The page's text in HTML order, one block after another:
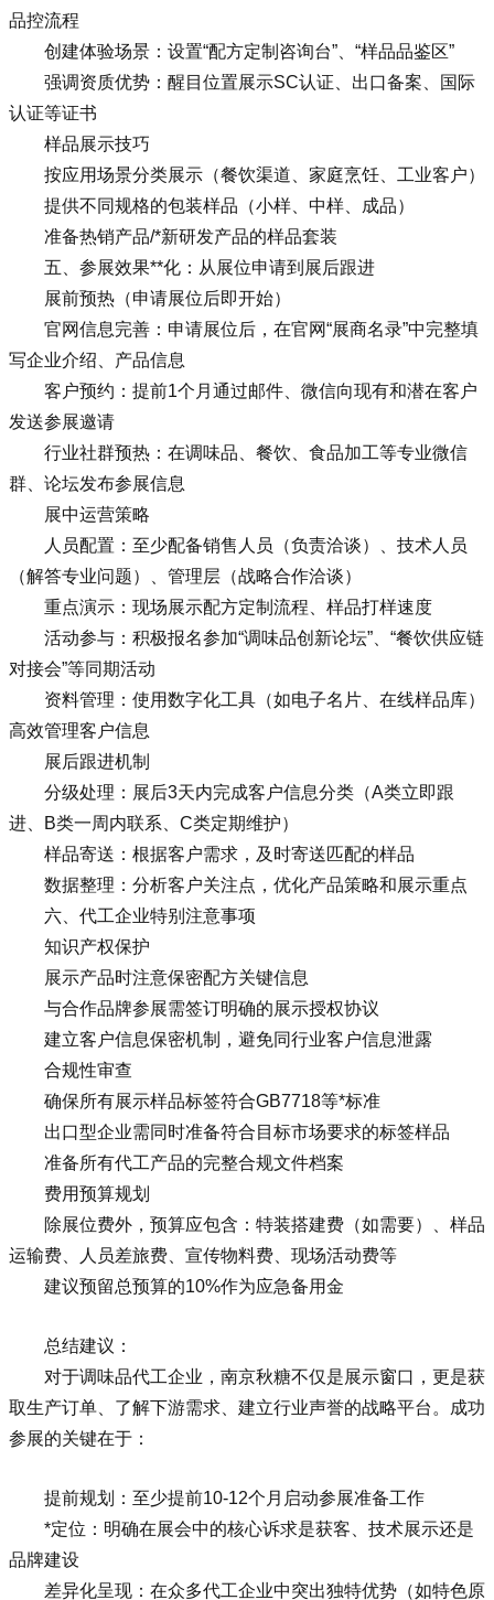
品控流程
创建体验场景：设置“配方定制咨询台”、“样品品鉴区”
强调资质优势：醒目位置展示SC认证、出口备案、国际
认证等证书
样品展示技巧
按应用场景分类展示（餐饮渠道、家庭烹饪、工业客户）
提供不同规格的包装样品（小样、中样、成品）
准备热销产品/*新研发产品的样品套装
五、参展效果**化：从展位申请到展后跟进
展前预热（申请展位后即开始）
官网信息完善：申请展位后，在官网“展商名录”中完整填
写企业介绍、产品信息
客户预约：提前1个月通过邮件、微信向现有和潜在客户
发送参展邀请
行业社群预热：在调味品、餐饮、食品加工等专业微信
群、论坛发布参展信息
展中运营策略
人员配置：至少配备销售人员（负责洽谈）、技术人员
（解答专业问题）、管理层（战略合作洽谈）
重点演示：现场展示配方定制流程、样品打样速度
活动参与：积极报名参加“调味品创新论坛”、“餐饮供应链
对接会”等同期活动
资料管理：使用数字化工具（如电子名片、在线样品库）
高效管理客户信息
展后跟进机制
分级处理：展后3天内完成客户信息分类（A类立即跟
进、B类一周内联系、C类定期维护）
样品寄送：根据客户需求，及时寄送匹配的样品
数据整理：分析客户关注点，优化产品策略和展示重点
六、代工企业特别注意事项
知识产权保护
展示产品时注意保密配方关键信息
与合作品牌参展需签订明确的展示授权协议
建立客户信息保密机制，避免同行业客户信息泄露
合规性审查
确保所有展示样品标签符合GB7718等*标准
出口型企业需同时准备符合目标市场要求的标签样品
准备所有代工产品的完整合规文件档案
费用预算规划
除展位费外，预算应包含：特装搭建费（如需要）、样品
运输费、人员差旅费、宣传物料费、现场活动费等
建议预留总预算的10%作为应急备用金
总结建议：
对于调味品代工企业，南京秋糖不仅是展示窗口，更是获
取生产订单、了解下游需求、建立行业声誉的战略平台。成功
参展的关键在于：
提前规划：至少提前10-12个月启动参展准备工作
*定位：明确在展会中的核心诉求是获客、技术展示还是
品牌建设
差异化呈现：在众多代工企业中突出独特优势（如特色原